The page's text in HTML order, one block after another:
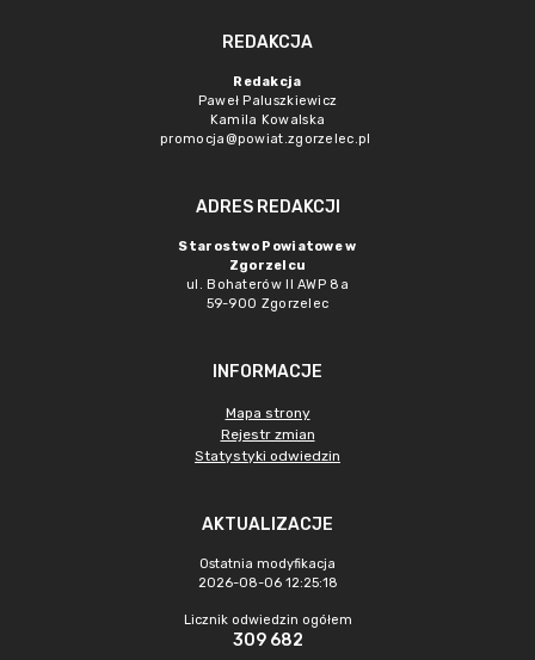
REDAKCJA
Redakcja
Paweł Paluszkiewicz
Kamila Kowalska
promocja@powiat.zgorzelec.pl
ADRES REDAKCJI
Starostwo Powiatowe w
Zgorzelcu
ul. Bohaterów II AWP 8a
59-900 Zgorzelec
INFORMACJE
Mapa strony
Rejestr zmian
Statystyki odwiedzin
AKTUALIZACJE
Ostatnia modyfikacja
2026-08-06 12:25:18
Licznik odwiedzin ogółem
309 682